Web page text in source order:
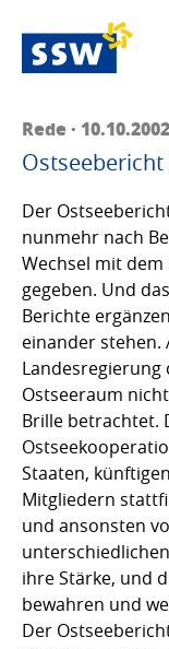
Rede · 10.10.2002
Ostseebericht
Der
nunmehr nach
Wechsel mit
gegeben. Und
Berichte
einander stehen.
Ostseeraum
Brille betrachtet.
Staaten,
Mitgliedern
und ansonsten
ihre Stärke, und
bewahren und
Der